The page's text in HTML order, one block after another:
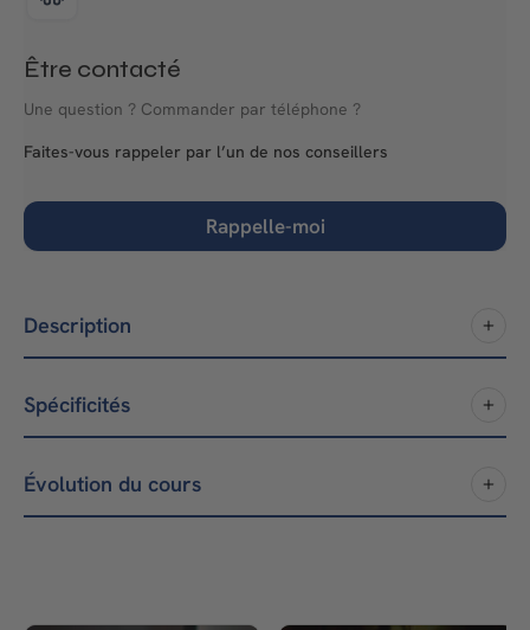
Être contacté
Une question ? Commander par téléphone ?
Faites-vous rappeler par l’un de nos conseillers
Rappelle-moi
Description
Spécificités
Évolution du cours